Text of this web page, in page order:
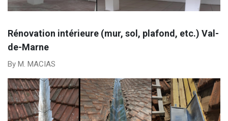
Rénovation intérieure (mur, sol, plafond, etc.) Val-
de-Marne
By M. MACIAS